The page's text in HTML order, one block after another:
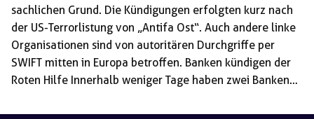
sachlichen Grund. Die Kündigungen erfolgten kurz nach
der US-Terrorlistung von „Antifa Ost“. Auch andere linke
Organisationen sind von autoritären Durchgriffe per
SWIFT mitten in Europa betroffen. Banken kündigen der
Roten Hilfe Innerhalb weniger Tage haben zwei Banken
beendet. Zunächst kündigte die Sparkasse Göttingen